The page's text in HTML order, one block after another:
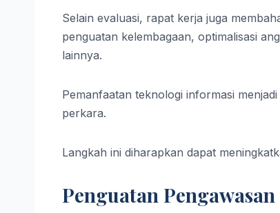
Selain evaluasi, rapat kerja juga
penguatan kelembagaan, optimalisasi
lainnya.
Pemanfaatan teknologi informasi
perkara.
Langkah ini diharapkan dapat
Penguatan